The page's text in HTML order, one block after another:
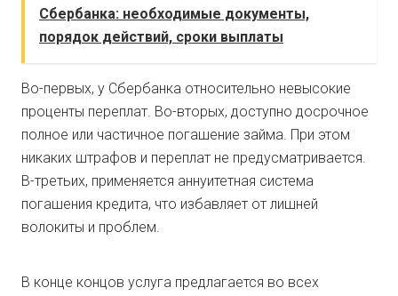
Сбербанка: необходимые документы,
порядок действий, сроки выплаты
Во-первых, у Сбербанка относительно невысокие
проценты переплат. Во-вторых, доступно досрочное
полное или частичное погашение займа. При этом
никаких штрафов и переплат не предусматривается.
В-третьих, применяется аннуитетная система
погашения кредита, что избавляет от лишней
волокиты и проблем.
В конце концов услуга предлагается во всех